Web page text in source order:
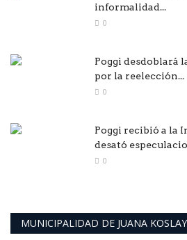
informalidad...
0
Poggi desdoblará
por la reelección...
0
Poggi recibió a la
desató
0
MUNICIPALIDAD DE JUANA KOSLAY